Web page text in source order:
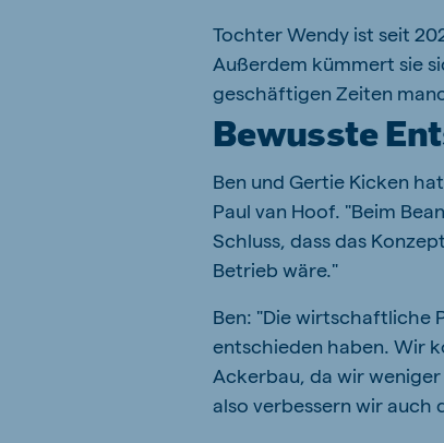
Tochter Wendy ist seit
Außerdem kümmert sie
geschäftigen Zeiten
Bewusste
Ben und Gertie Kicken
Paul van Hoof. "Beim
Schluss, dass das
Betrieb wäre."
Ben: "Die wirtschaftliche
entschieden haben. Wir
Ackerbau, da wir
also verbessern wir auch